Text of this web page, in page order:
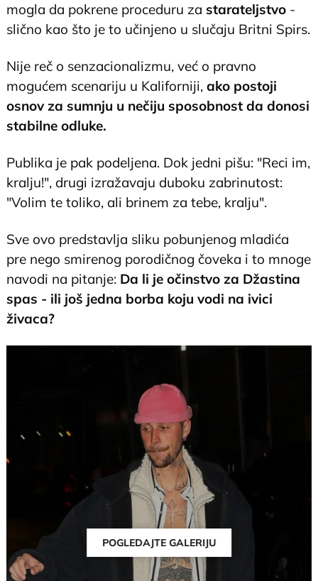
mogla da pokrene proceduru za starateljstvo -
slično kao što je to učinjeno u slučaju Britni Spirs.
Nije reč o senzacionalizmu, već o pravno
mogućem scenariju u Kaliforniji,ako postoji
osnov za sumnju u nečiju sposobnost da donosi
stabilne odluke.
Publika je pak podeljena. Dok jedni pišu: "Reci im,
kralju!", drugi izražavaju duboku zabrinutost:
"Volim te toliko, ali brinem za tebe, kralju".
Sve ovo predstavlja sliku pobunjenog mladića
pre nego smirenog porodičnog čoveka i to mnoge
navodi na pitanje: Da li je očinstvo za Džastina
spas - ili još jedna borba koju vodi na ivici
živaca?
POGLEDAJTE GALERIJU